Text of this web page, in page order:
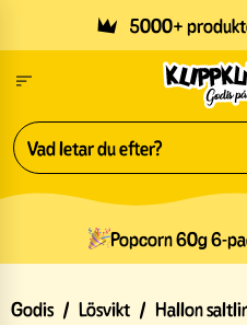
5000+
Popcorn 60g 6-
Godis / Lösvikt / Hallon